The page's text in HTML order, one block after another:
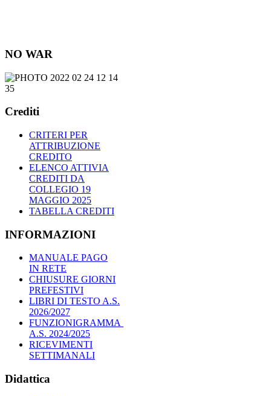
NO WAR
Crediti
CRITERI PER
ATTRIBUZIONE
CREDITO
ELENCO ATTIVIA
CREDITI DA
COLLEGIO 19
MAGGIO 2025
TABELLA CREDITI
INFORMAZIONI
MANUALE PAGO
IN RETE
CHIUSURE GIORNI
PREFESTIVI
LIBRI DI TESTO A.S.
2026/2027
FUNZIONIGRAMMA
A.S. 2024/2025
RICEVIMENTI
SETTIMANALI
Didattica